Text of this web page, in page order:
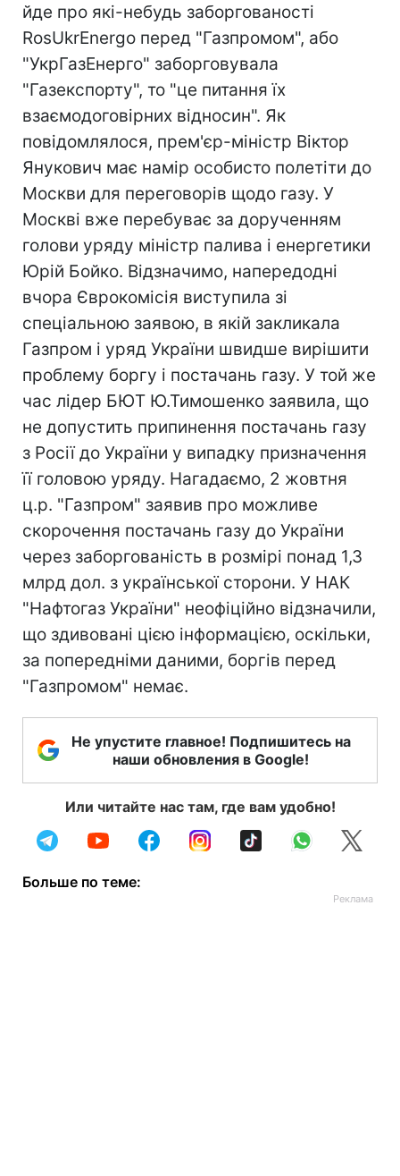
йде про які-небудь заборгованості
RosUkrEnergo перед "Газпромом", або
"УкрГазЕнерго" заборговувала
"Газекспорту", то "це питання їх
взаємодоговірних відносин". Як
повідомлялося, прем'єр-міністр Віктор
Янукович має намір особисто полетіти до
Москви для переговорів щодо газу. У
Москві вже перебуває за дорученням
голови уряду міністр палива і енергетики
Юрій Бойко. Відзначимо, напередодні
вчора Єврокомісія виступила зі
спеціальною заявою, в якій закликала
Газпром і уряд України швидше вирішити
проблему боргу і постачань газу. У той же
час лідер БЮТ Ю.Тимошенко заявила, що
не допустить припинення постачань газу
з Росії до України у випадку призначення
її головою уряду. Нагадаємо, 2 жовтня
ц.р. "Газпром" заявив про можливе
скорочення постачань газу до України
через заборгованість в розмірі понад 1,3
млрд дол. з української сторони. У НАК
"Нафтогаз України" неофіційно відзначили,
що здивовані цією інформацією, оскільки,
за попередніми даними, боргів перед
"Газпромом" немає.
Не упустите главное! Подпишитесь на
наши обновления в Google!
Или читайте нас там, где вам удобно!
Больше по теме: